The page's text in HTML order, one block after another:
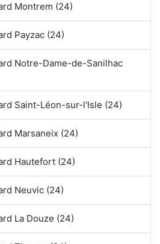
Montrem (24)
Payzac (24)
Notre-Dame-de-Sanilhac
Saint-Léon-sur-l'Isle (24)
Marsaneix (24)
Hautefort (24)
Neuvic (24)
La Douze (24)